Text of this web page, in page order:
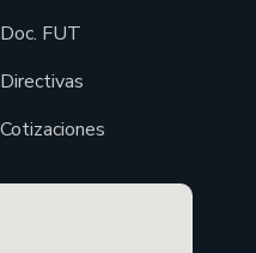
Doc. FUT
Directivas
Cotizaciones